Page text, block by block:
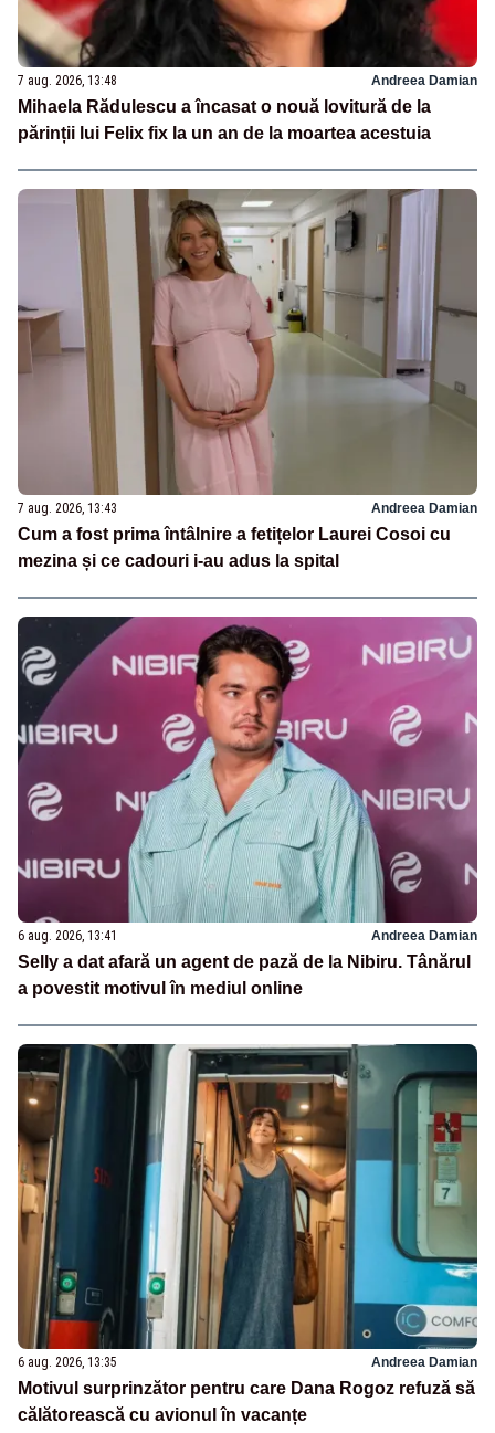
7 aug. 2026, 13:48 Andreea Damian
Mihaela Rădulescu a încasat o nouă lovitură de la
părinții lui Felix fix la un an de la moartea acestuia
7 aug. 2026, 13:43 Andreea Damian
Cum a fost prima întâlnire a fetițelor Laurei Cosoi cu
mezina și ce cadouri i-au adus la spital
6 aug. 2026, 13:41 Andreea Damian
Selly a dat afară un agent de pază de la Nibiru. Tânărul
a povestit motivul în mediul online
6 aug. 2026, 13:35 Andreea Damian
Motivul surprinzător pentru care Dana Rogoz refuză să
călătorească cu avionul în vacanțe